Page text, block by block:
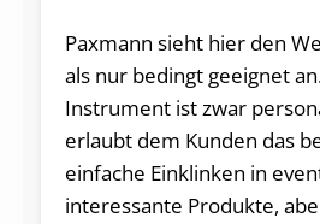
Paxmann sieht hier den
als nur bedingt geeignet
Instrument ist zwar
erlaubt dem Kunden das
einfache Einklinken in
interessante Produkte,